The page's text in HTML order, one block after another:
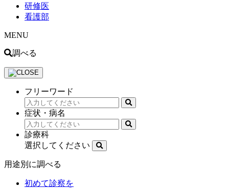
研修医
看護部
MENU
調べる
フリーワード
症状・病名
診療科
選択してください
用途別に調べる
初めて診察を